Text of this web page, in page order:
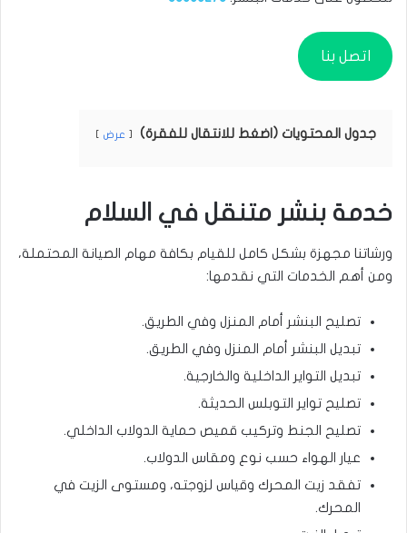
اتصل بنا
جدول المحتويات (اضغط للانتقال للفقرة) عرض
خدمة بنشر متنقل في السلام
ورشاتنا مجهزة بشكل كامل للقيام بكافة مهام الصيانة المحتملة،
ومن أهم الخدمات التي نقدمها:
تصليح البنشر أمام المنزل وفي الطريق.
تبديل البنشر أمام المنزل وفي الطريق.
تبديل التواير الداخلية والخارجية.
تصليح تواير التوبلس الحديثة.
تصليح الجنط وتركيب قميص حماية الدولاب الداخلي.
عيار الهواء حسب نوع ومقاس الدولاب.
تفقد زيت المحرك وقياس لزوجته، ومستوى الزيت في
المحرك.